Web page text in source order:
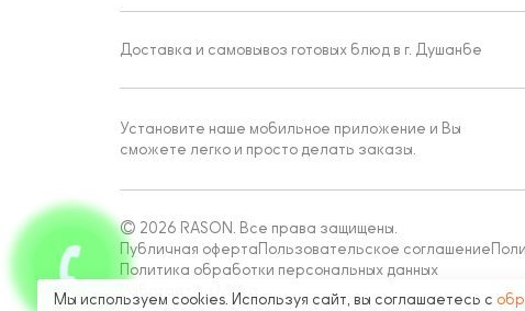
Доставка и самовывоз готовых блюд в г. Душанбе
Установите наше мобильное приложение и Вы
сможете легко и просто делать заказы.
© 2026 RASON. Все права защищены.
Публичная оферта Пользовательское соглашение
Политика обработки персональных данных
Работает на Moba
Мы используем cookies. Используя сайт, вы соглашаетесь с